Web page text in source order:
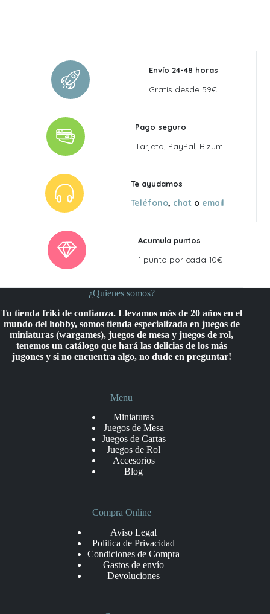
Envío 24-48 horas
Gratis desde 59€
Pago seguro
Tarjeta, PayPal, Bizum
Te ayudamos
Teléfono, chat o email
Acumula puntos
1 punto por cada 10€
¿Quienes somos?
Tu tienda friki de confianza. Llevamos más de 20 años en el
mundo del hobby, somos tienda especializada en juegos de
miniaturas (wargames), juegos de mesa y juegos de rol,
tenemos un catálogo que hará las delicias de los más
jugones y si no encuentra algo, no dude en preguntar!
Menu
Miniaturas
Juegos de Mesa
Juegos de Cartas
Juegos de Rol
Accesorios
Blog
Compra Online
Aviso Legal
Politica de Privacidad
Condiciones de Compra
Gastos de envío
Devoluciones